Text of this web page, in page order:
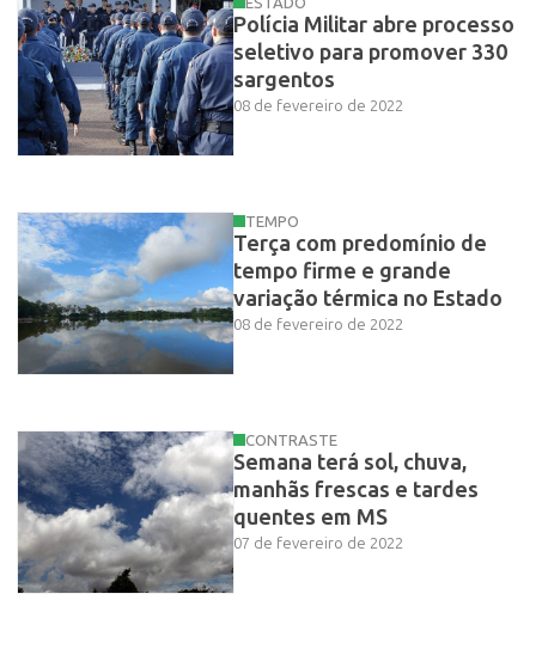
Polícia Militar abre processo
seletivo para promover 330
sargentos
08 de fevereiro de 2022
TEMPO
Terça com predomínio de
tempo firme e grande
variação térmica no Estado
08 de fevereiro de 2022
CONTRASTE
Semana terá sol, chuva,
manhãs frescas e tardes
quentes em MS
07 de fevereiro de 2022